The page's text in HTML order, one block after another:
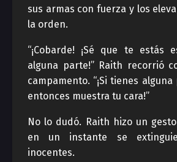
sus armas con fuerza y ​​los
la orden.
“¡Cobarde! ¡Sé que te estás
alguna parte!” Raith recorrió
campamento. “¡Si tienes
entonces muestra tu cara!”
No lo dudó. Raith hizo un
en un instante se
inocentes.